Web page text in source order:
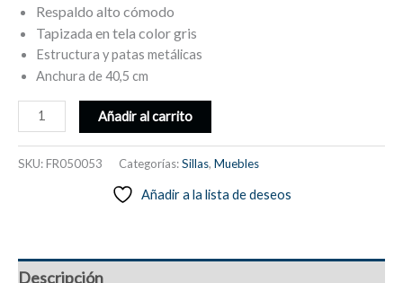
Respaldo alto cómodo
Tapizada en tela color gris
Estructura y patas metálicas
Anchura de 40,5 cm
Silla
tapizada
respaldo
Añadir al carrito
SKU:FR050053 Categorías:Sillas, Muebles
Añadir a la lista de deseos
Descripción